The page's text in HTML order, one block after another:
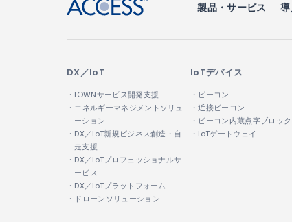
製品・サービス
DX／IoT
・IOWNサービス開発支援
・エネルギーマネジメントソリュ
ーション
・DX／IoT新規ビジネス創造・自
走支援
・DX／IoTプロフェッショナルサ
ービス
・DX／IoTプラットフォーム
・ドローンソリューション
IoTデバイス
・ビーコン
・近接ビーコン
・ビーコン内蔵点字ブロック
・IoTゲートウェイ